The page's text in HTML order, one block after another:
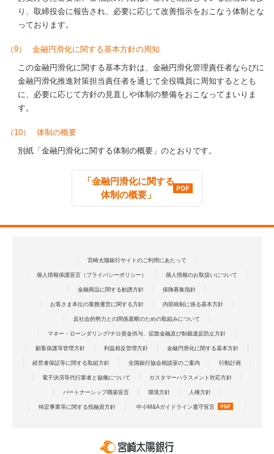
り、取締役会に報告され、必要に応じて改善指示をおこなう体制とな
っております。
（9） 金融円滑化に関する基本方針の周知
この金融円滑化に関する基本方針は、金融円滑化管理責任者ならびに
金融円滑化推進対策担当責任者を通じて全役職員に周知するととも
に、必要に応じて方針の見直しや体制の整備をおこなってまいりま
す。
（10） 体制の概要
別紙「金融円滑化に関する体制の概要」のとおりです。
「金融円滑化に関する
体制の概要」
宮崎太陽銀行サイトのご利用にあたって
個人情報保護宣言（プライバシーポリシー） 個人情報のお取扱いについて
金融商品に関する勧誘方針 保険募集指針
お客さま本位の業務運営に関する方針 内部統制に係る基本方針
反社会的勢力との関係遮断のための取組みについて
マネー・ローンダリング/テロ資金供与、拡散金融及び制裁違反防止方針
顧客保護等管理方針 利益相反管理方針 金融円滑化に関する基本方針
経営者保証等に関する取組方針 全国銀行協会相談室のご案内 行動計画
電子決済等代行業者と協働について カスタマーハラスメント対応方針
パートナーシップ構築宣言 環境方針 人権方針
特定事業等に関する投融資方針 中小M&Aガイドライン遵守宣言